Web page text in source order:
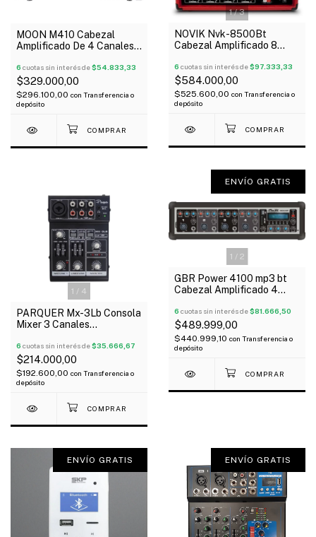
MOON M410 Cabezal
Amplificado De 4 Canales
6 cuotas sin interés de$54.833,33
$329.000,00
$296.100,00 con Transferencia o
depósito
1/3
NOVIK Nvk-8500Bt
Cabezal Amplificado 8
Bluetooth Sd
6 cuotas sin interés de$97.333,33
$584.000,00
$525.600,00 con Transferencia o
depósito
1 / 4
PARQUER Mx-3Lb Consola
Mixer 3 Canales
Oferta!
6 cuotas sin interés de$35.666,67
$214.000,00
$192.600,00 con Transferencia o
depósito
1 / 2
ENVÍO GRATIS
GBR Power 4100 mp3 bt
Cabezal Amplificado 4
Bluetooth
6 cuotas sin interés de$81.666,50
$489.999,00
$440.999,10 con Transferencia o
depósito
ENVÍO GRATIS ENVÍO GRATIS